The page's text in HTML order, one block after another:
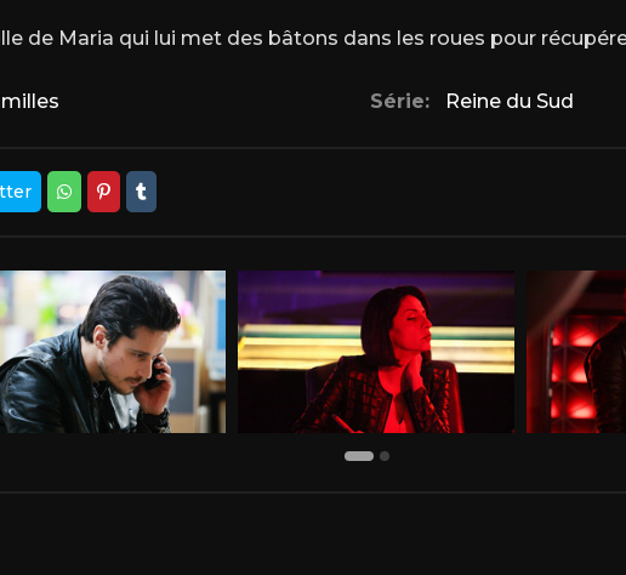
de Maria qui lui met des bâtons dans les roues pour
Série: Reine du Sud